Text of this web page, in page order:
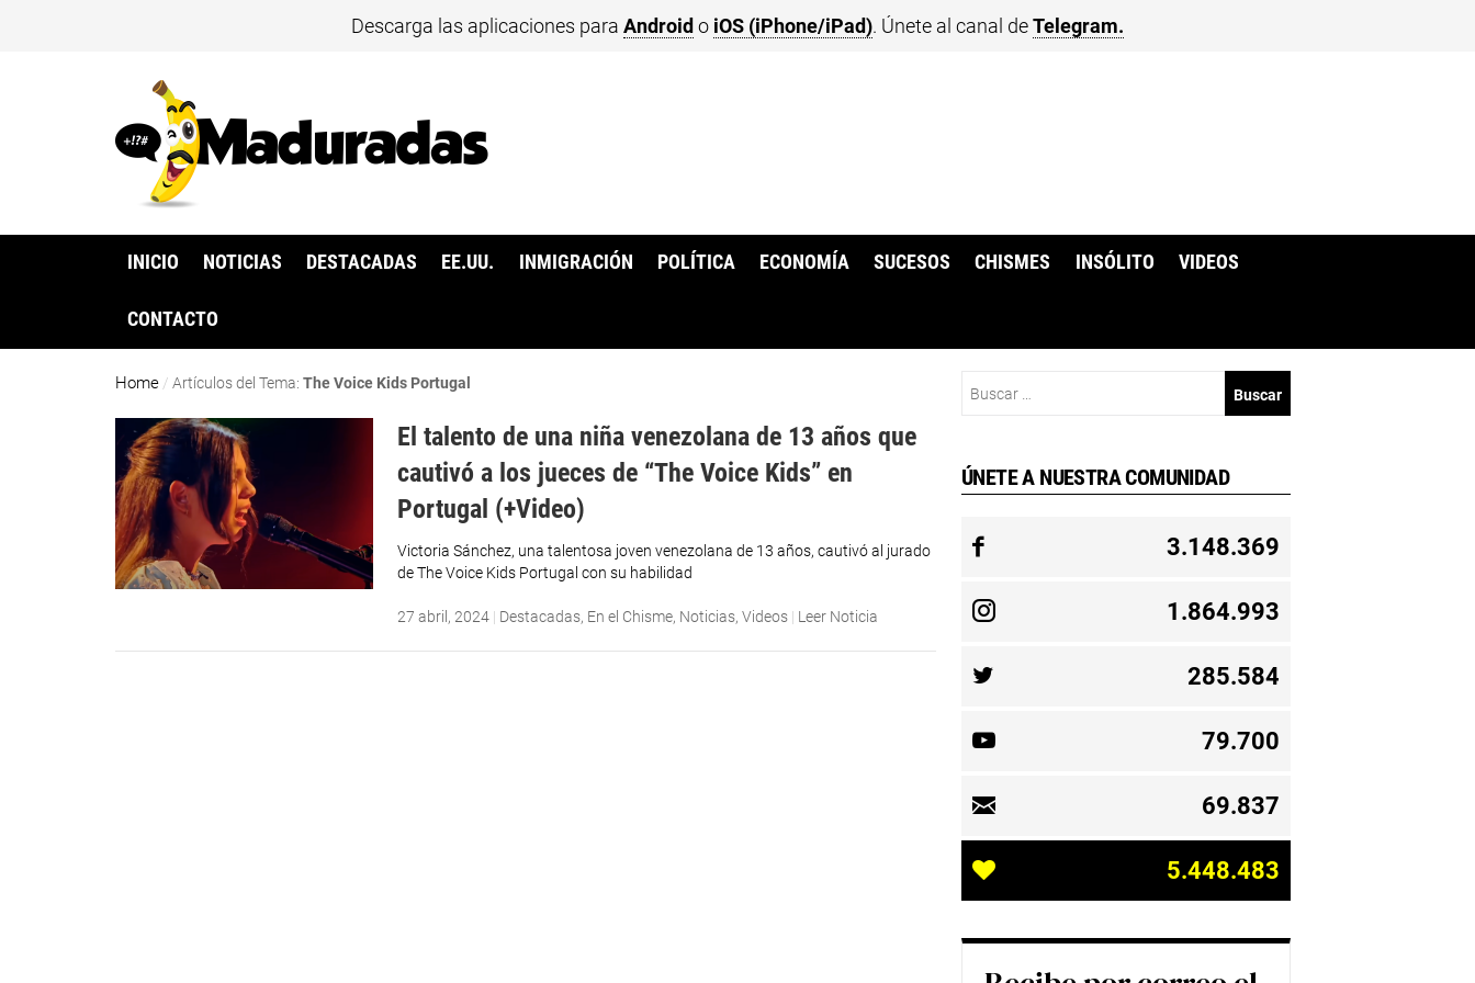
Descarga las aplicaciones para Android o iOS (iPhone/iPad). Únete al canal deTelegram.
INICIO NOTICIAS DESTACADAS EE.UU. INMIGRACIÓN POLÍTICA ECONOMÍA SUCESOS CHISMES INSÓLITO VIDEOS
CONTACTO
Home /Artículos del Tema:The Voice Kids Portugal
El talento de una niña venezolana de 13 años que
cautivó a los jueces de “The Voice Kids” en
Portugal (+Video)
Victoria Sánchez, una talentosa joven venezolana de 13 años, cautivó al jurado
de The Voice Kids Portugal con su habilidad
27 abril, 2024 | Destacadas, En el Chisme, Noticias,Videos | Leer Noticia
ÚNETE A NUESTRA COMUNIDAD
3.148.369
1.864.993
285.584
79.700
69.837
5.448.483